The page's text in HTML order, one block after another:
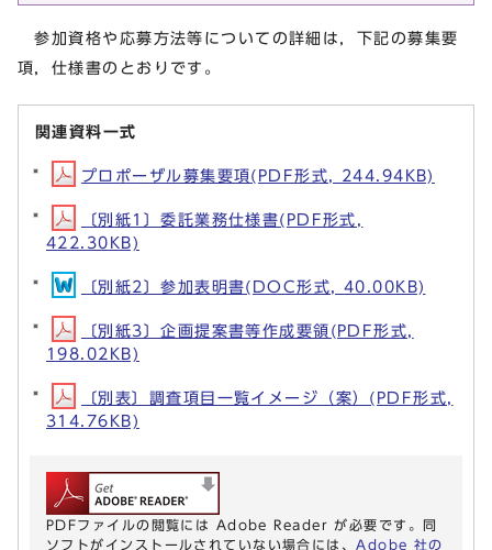
参加資格や応募方法等についての詳細は，下記の募集要
項，仕様書のとおりです。
関連資料一式
プロポーザル募集要項(PDF形式, 244.94KB)
〔別紙1〕委託業務仕様書(PDF形式,
422.30KB)
〔別紙2〕参加表明書(DOC形式, 40.00KB)
〔別紙3〕企画提案書等作成要領(PDF形式,
198.02KB)
〔別表〕調査項目一覧イメージ（案）(PDF形式,
314.76KB)
PDFファイルの閲覧には Adobe Reader が必要です。同
ソフトがインストールされていない場合には、 Adobe 社の